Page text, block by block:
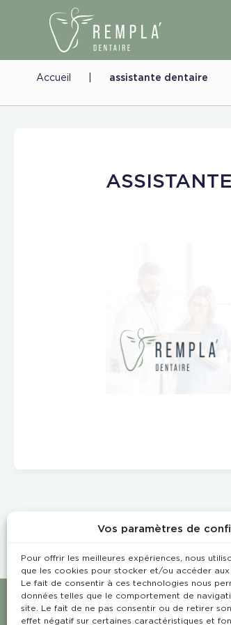
Vos paramètres de
Pour offrir les meilleures expériences, nous
que les cookies pour stocker et/ou accéder aux
Le fait de consentir à ces technologies nous
données telles que le comportement de
site. Le fait de ne pas consentir ou de retirer
effet négatif sur certaines caractéristiques et
Accueil assistante dentaire